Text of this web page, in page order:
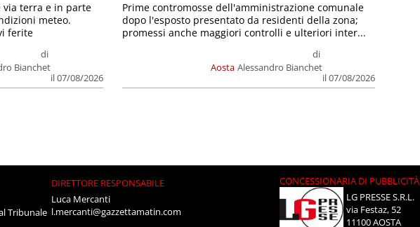
di
Bianchet
il 07/08/2026
via terra e in parte
meteo.
ferite
Aosta
di
Alessandro Bianchet
il 07/08/2026
Prime contromosse dell'amministrazione comunale
dopo l'esposto presentato da residenti della zona;
promessi anche maggiori controlli e ulteriori inter...
Tribunale
DIRETTORE RESPONSABILE
Luca Mercanti
l.mercanti@gazzettamatin.com
CONCESSIONARIA DI PUBBLICITÀ
LG PRESSE S.R.L.
via Festaz, 52
11100 AOSTA